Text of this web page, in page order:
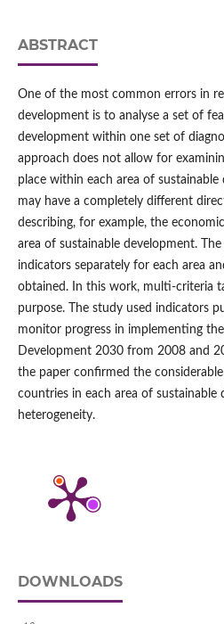
ABSTRACT
One of the most common errors in
development is to analyse a set of
development within one set of
approach does not allow for
place within each area of sustainable
may have a completely different
describing, for example, the
area of sustainable development.
indicators separately for each area
obtained. In this work, multi‑criteria
purpose. The study used indicators
monitor progress in implementing
Development 2030 from 2008 and
the paper confirmed the
countries in each area of sustainable
heterogeneity.
DOWNLOADS